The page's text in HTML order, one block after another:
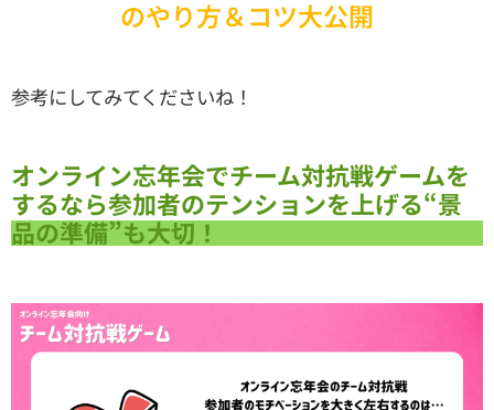
のやり方＆コツ大公開
参考にしてみてくださいね！
オンライン忘年会でチーム対抗戦ゲームを
するなら参加者のテンションを上げる“景
品の準備”も大切！